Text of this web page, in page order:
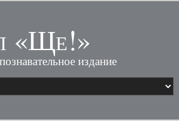
«Ще!»
издание